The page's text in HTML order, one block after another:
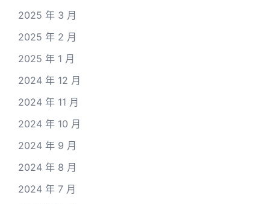
2025 年 3 月
2025 年 2 月
2025 年 1 月
2024 年 12 月
2024 年 11 月
2024 年 10 月
2024 年 9 月
2024 年 8 月
2024 年 7 月